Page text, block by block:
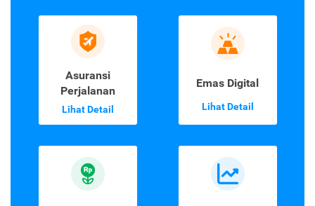
Asuransi
Perjalanan
Lihat Detail
Emas Digital
Lihat Detail